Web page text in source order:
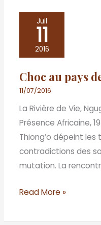
Juil
11
2016
Choc au pays
11/07/2016
La Rivière de Vie,
Présence Africaine,
Thiong’o dépeint
contradictions des
mutation. La
Choc
pays
lions
endormis
!
Read More »